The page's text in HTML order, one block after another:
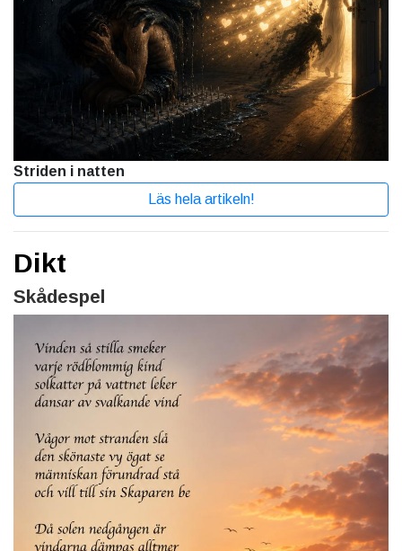
Striden i natten
Läs hela artikeln!
Dikt
Skådespel